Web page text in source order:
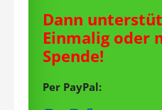
Dann
Einmalig oder
Spende!
Per PayPal: